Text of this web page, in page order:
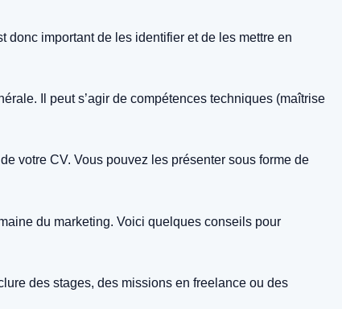
donc important de les identifier et de les mettre en
Il peut s’agir de compétences techniques (maîtrise
votre CV. Vous pouvez les présenter sous forme de
du marketing. Voici quelques conseils pour
des stages, des missions en freelance ou des